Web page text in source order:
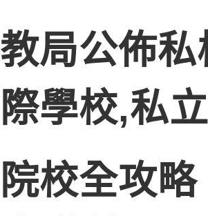
教局公佈
際學校,私
院校全攻